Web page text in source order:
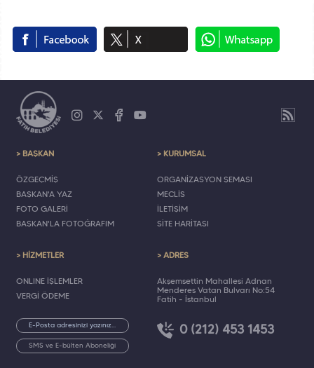
> BAŞKAN
ÖZGEÇMİŞ
BAŞKAN'A YAZ
FOTO GALERİ
BAŞKAN'LA FOTOĞRAFIM
> KURUMSAL
ORGANİZASYON ŞEMASI
MECLİS
İLETİŞİM
SİTE HARİTASI
> HİZMETLER
ONLINE İŞLEMLER
VERGİ ÖDEME
SMS ve E-bülten Aboneliği
> ADRES
Akşemsettin Mahallesi Adnan
Menderes Vatan Bulvarı No:54
Fatih - İstanbul
0 (212) 453 1453